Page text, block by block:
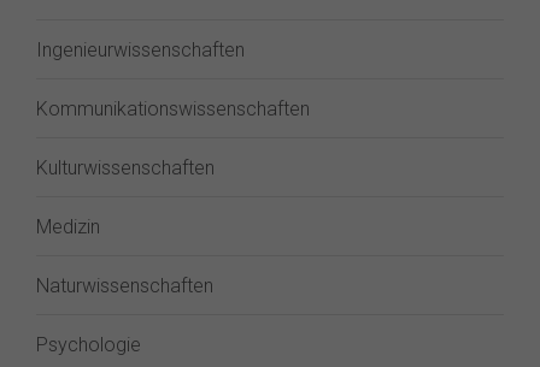
Ingenieurwissenschaften
Kommunikationswissenschaften
Kulturwissenschaften
Medizin
Naturwissenschaften
Psychologie